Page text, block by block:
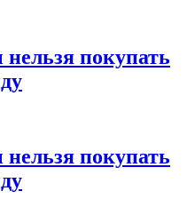
покупать
покупать